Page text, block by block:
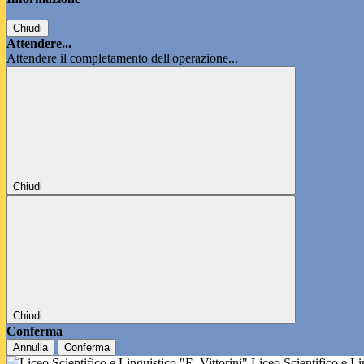
Chiudi
Attendere...
Attendere il completamento dell'operazione...
Chiudi
Chiudi
Conferma
Annulla Conferma